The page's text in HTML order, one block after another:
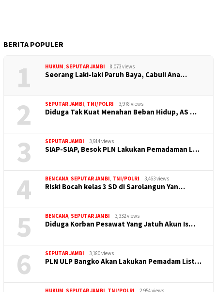
BERITA POPULER
1 HUKUM, SEPUTAR JAMBI 8,073 views
Seorang Laki-laki Paruh Baya, Cabuli Ana…
2 SEPUTAR JAMBI, TNI/POLRI 3,978 views
Diduga Tak Kuat Menahan Beban Hidup, AS …
3 SEPUTAR JAMBI 3,914 views
SIAP-SIAP, Besok PLN Lakukan Pemadaman L…
4 BENCANA, SEPUTAR JAMBI, TNI/POLRI 3,463 views
Riski Bocah kelas 3 SD di Sarolangun Yan…
5 BENCANA, SEPUTAR JAMBI 3,332 views
Diduga Korban Pesawat Yang Jatuh Akun Is…
6 SEPUTAR JAMBI 3,180 views
PLN ULP Bangko Akan Lakukan Pemadam List…